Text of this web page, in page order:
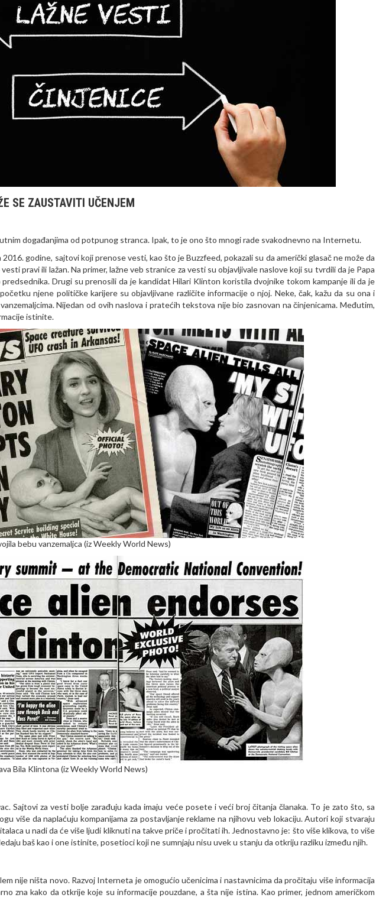
SE ZAUSTAVITI UČENJEM
događanjima od potpunog stranca. Ipak, to je ono što mnogi rade svakodnevno na Internetu.
2016. godine, sajtovi koji prenose vesti, kao što jeBuzzfeed, pokazali su da američki glasač ne može da
pravi ili lažan. Na primer, lažne veb stranice za vesti su objavljivale naslove koji su tvrdili da je Papa
predsednika. Drugi su prenosili da je kandidat Hilari Klinton koristila dvojnike tokom kampanje ili da je
njene političke karijere su objavljivane različite informacije o njoj. Neke, čak, kažu da su ona i
Nijedan od ovih naslova i pratećih tekstova nije bio zasnovan na činjenicama. Međutim,
istinite.
bebu vanzemaljca (iz Weekly World News)
Bila Klintona (iz Weekly World News)
Sajtovi za vesti bolje zarađuju kada imaju veće posete i veći broj čitanja članaka. To je zato što, sa
više da naplaćuju kompanijama za postavljanje reklame na njihovu veb lokaciju. Autori koji stvaraju
u nadi da će više ljudi kliknuti na takve priče i pročitati ih. Jednostavno je: što više klikova, to više
baš kao i one istinite, posetioci koji ne sumnjaju nisu uvek u stanju da otkriju razliku između njih.
nije ništa novo. Razvoj Interneta je omogućio učenicima i nastavnicima da pročitaju više informacija
zna kako da otkrije koje su informacije pouzdane, a šta nije istina. Kao primer, jednom američkom